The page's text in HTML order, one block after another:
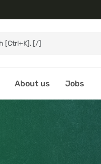
About us Jobs